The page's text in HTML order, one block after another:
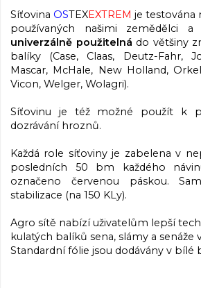
Síťovina OSTEXEXTREM je testována
používaných našimi zemědělci a
univerzálně použitelná do většiny
balíky (Case, Claas, Deutz-Fahr,
Mascar, McHale, New Holland,
Vicon, Welger, Wolagri).
Síťovinu je též možné použít k
dozrávání hroznů.
Každá role síťoviny je zabelena v
posledních 50 bm každého
označeno červenou páskou.
stabilizace (na 150 KLy).
Agro sítě nabízí uživatelům lepší
kulatých balíků sena, slámy a senáže
Standardní fólie jsou dodávány v bílé